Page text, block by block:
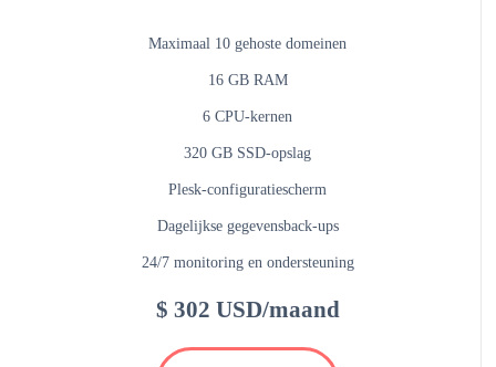
Maximaal 10 gehoste domeinen
16 GB RAM
6 CPU-kernen
320 GB SSD-opslag
Plesk-configuratiescherm
Dagelijkse gegevensback-ups
24/7 monitoring en ondersteuning
$ 302 USD/maand